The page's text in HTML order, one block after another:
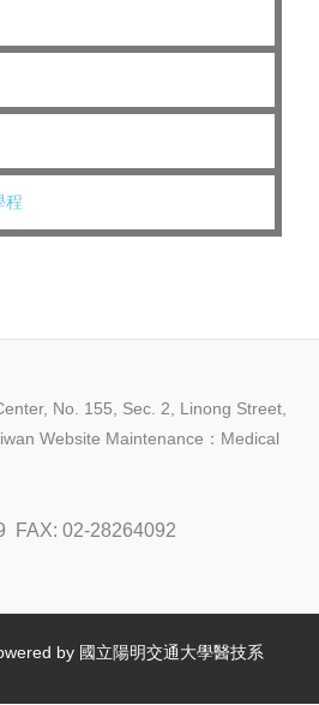
程
No. 155, Sec. 2, Linong Street,
Website Maintenance：Medical
FAX: 02-28264092
by 國立陽明交通大學醫技系